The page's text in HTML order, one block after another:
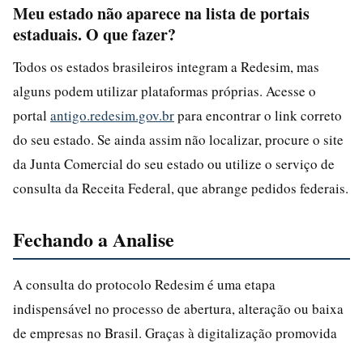
Meu estado não aparece na lista de portais
estaduais. O que fazer?
Todos os estados brasileiros integram a Redesim, mas
alguns podem utilizar plataformas próprias. Acesse o
portal antigo.redesim.gov.brpara encontrar o link correto
do seu estado. Se ainda assim não localizar, procure o site
da Junta Comercial do seu estado ou utilize o serviço de
consulta da Receita Federal, que abrange pedidos federais.
Fechando a Analise
A consulta do protocolo Redesim é uma etapa
indispensável no processo de abertura, alteração ou baixa
de empresas no Brasil. Graças à digitalização promovida